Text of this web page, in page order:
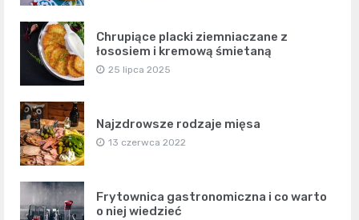
Chrupiące placki ziemniaczane z
łososiem i kremową śmietaną
25 lipca 2025
Najzdrowsze rodzaje mięsa
13 czerwca 2022
Frytownica gastronomiczna i co warto
o niej wiedzieć